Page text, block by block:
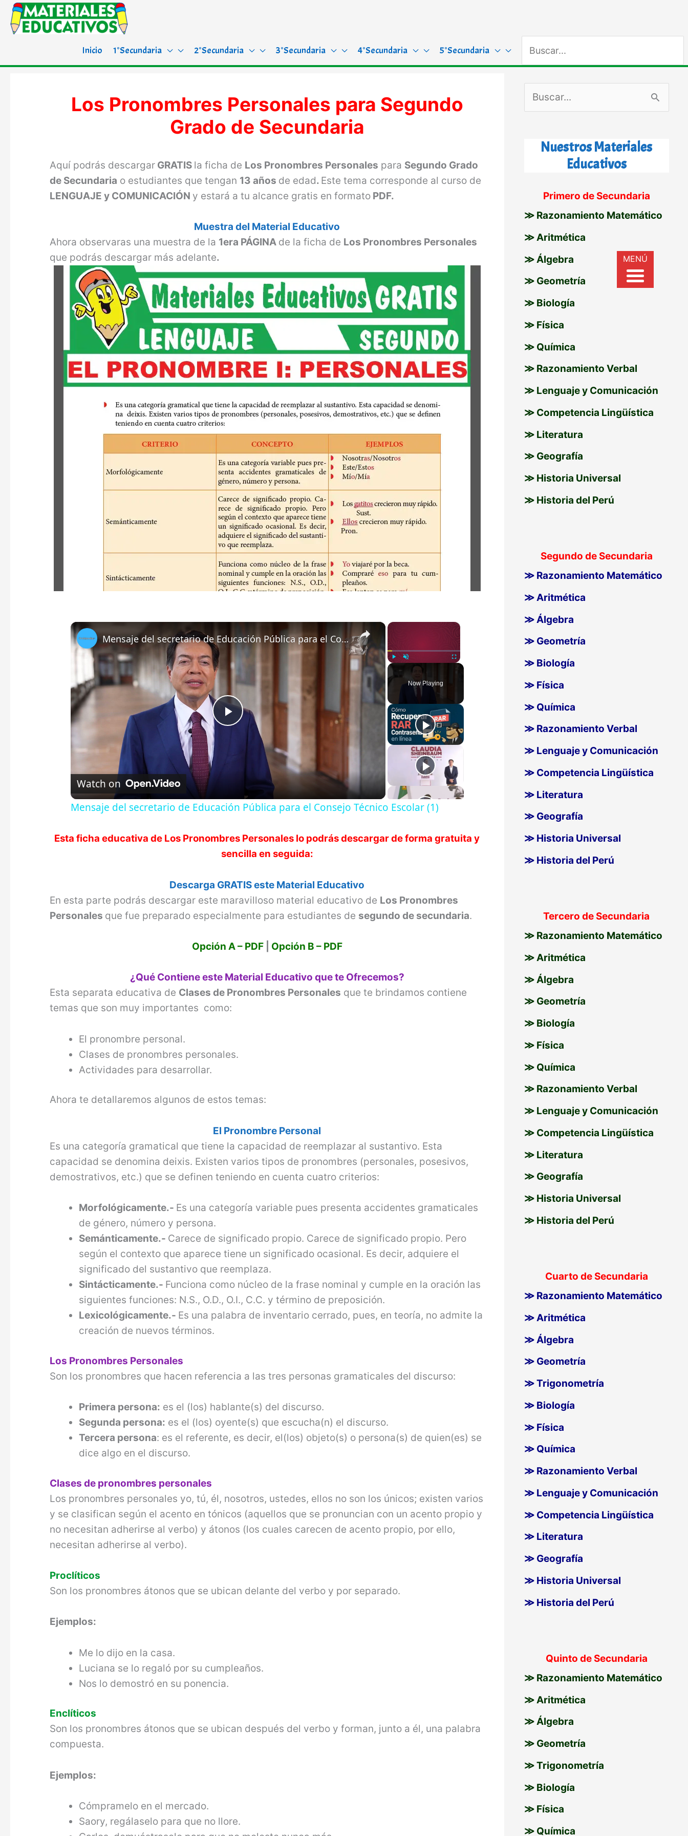
Inicio 1°Secundaria 2°Secundaria 3°Secundaria 4°Secundaria 5°Secundaria
por:
Los Pronombres Personales para Segundo
Grado de Secundaria
Aquí podrás descargar GRATIS la ficha de Los Pronombres Personales para Segundo Grado
de Secundaria o estudiantes que tengan 13 años de edad. Este tema corresponde al curso de
LENGUAJE y COMUNICACIÓN y estará a tu alcance gratis en formato PDF.
Muestra del Material Educativo
Ahora observaras una muestra de la 1era PÁGINA de la ficha de Los Pronombres Personales
que podrás descargar más adelante.
×
Unmute Fullscreen
Now Playing
×
P
a
V
i
d
e
o
Mensaje del secretario de Educación Pública para el Consejo Técnico Escolar (1)
Watch on
Mensaje del secretario de Educación Pública para el Consejo Técnico Escolar (1)
Esta ficha educativa de Los Pronombres Personales lo podrás descargar de forma gratuita y
sencilla en seguida:
Descarga GRATIS este Material Educativo
En esta parte podrás descargar este maravilloso material educativo de Los Pronombres
Personales que fue preparado especialmente para estudiantes de segundo de secundaria.
Opción A – PDF| Opción B – PDF
¿Qué Contiene este Material Educativo que te Ofrecemos?
Esta separata educativa de Clases de Pronombres Personales que te brindamos contiene
temas que son muy importantes como:
El pronombre personal.
Clases de pronombres personales.
Actividades para desarrollar.
Ahora te detallaremos algunos de estos temas:
El Pronombre Personal
Es una categoría gramatical que tiene la capacidad de reemplazar al sustantivo. Esta
capacidad se denomina deixis. Existen varios tipos de pronombres (personales, posesivos,
demostrativos, etc.) que se definen teniendo en cuenta cuatro criterios:
Morfológicamente.- Es una categoría variable pues presenta accidentes gramaticales
de género, número y persona.
Semánticamente.- Carece de significado propio. Carece de significado propio. Pero
según el contexto que aparece tiene un significado ocasional. Es decir, adquiere el
significado del sustantivo que reemplaza.
Sintácticamente.- Funciona como núcleo de la frase nominal y cumple en la oración las
siguientes funciones: N.S., O.D., O.I., C.C. y término de preposición.
Lexicológicamente.- Es una palabra de inventario cerrado, pues, en teoría, no admite la
creación de nuevos términos.
Los Pronombres Personales
Son los pronombres que hacen referencia a las tres personas gramaticales del discurso:
Primera persona: es el (los) hablante(s) del discurso.
Segunda persona: es el (los) oyente(s) que escucha(n) el discurso.
Tercera persona: es el referente, es decir, el(los) objeto(s) o persona(s) de quien(es) se
dice algo en el discurso.
Clases de pronombres personales
Los pronombres personales yo, tú, él, nosotros, ustedes, ellos no son los únicos; existen varios
y se clasifican según el acento en tónicos (aquellos que se pronuncian con un acento propio y
no necesitan adherirse al verbo) y átonos (los cuales carecen de acento propio, por ello,
necesitan adherirse al verbo).
Proclíticos
Son los pronombres átonos que se ubican delante del verbo y por separado.
Ejemplos:
Me lo dijo en la casa.
Luciana se lo regaló por su cumpleaños.
Nos lo demostró en su ponencia.
Enclíticos
Son los pronombres átonos que se ubican después del verbo y forman, junto a él, una palabra
com­puesta.
Ejemplos:
Cómpramelo en el mercado.
Saory, regálaselo para que no llore.
u
Nuestros Materiales
Educativos
Primero de Secundaria
≫ Razonamiento Matemático
≫ Aritmética
≫ Álgebra
≫ Geometría
≫ Biología
≫ Física
≫ Química
≫ Razonamiento Verbal
≫ Lenguaje y Comunicación
≫ Competencia Lingüística
≫ Literatura
≫ Geografía
≫ Historia Universal
≫ Historia del Perú
Segundo de Secundaria
≫ Razonamiento Matemático
≫ Aritmética
≫ Álgebra
≫ Geometría
≫ Biología
≫ Física
≫ Química
≫ Razonamiento Verbal
≫ Lenguaje y Comunicación
≫ Competencia Lingüística
≫ Literatura
≫ Geografía
≫ Historia Universal
≫ Historia del Perú
Tercero de Secundaria
≫ Razonamiento Matemático
≫ Aritmética
≫ Álgebra
≫ Geometría
≫ Biología
≫ Física
≫ Química
≫ Razonamiento Verbal
≫ Lenguaje y Comunicación
≫ Competencia Lingüística
≫ Literatura
≫ Geografía
≫ Historia Universal
≫ Historia del Perú
Cuarto de Secundaria
≫ Razonamiento Matemático
≫ Aritmética
≫ Álgebra
≫ Geometría
≫ Trigonometría
≫ Biología
≫ Física
≫ Química
≫ Razonamiento Verbal
≫ Lenguaje y Comunicación
≫ Competencia Lingüística
≫ Literatura
≫ Geografía
≫ Historia Universal
≫ Historia del Perú
Quinto de Secundaria
≫ Razonamiento Matemático
≫ Aritmética
≫ Álgebra
≫ Geometría
≫ Trigonometría
≫ Biología
≫ Física
≫ Química
MENÚ